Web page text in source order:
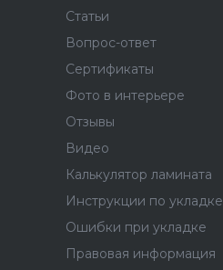
Статьи
Вопрос-ответ
Сертификаты
Фото в интерьере
Отзывы
Видео
Калькулятор ламината
Инструкции по укладке
Ошибки при укладке
Правовая информация